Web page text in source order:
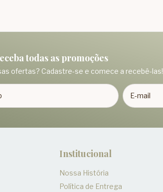
todas as promoções
ofertas? Cadastre-se e comece a recebê-las!
Institucional
Nossa História
Política de Entrega